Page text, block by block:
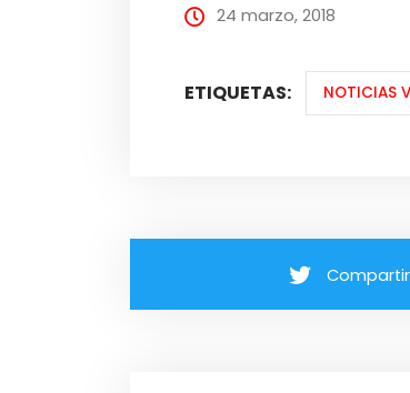
24 marzo, 2018
ETIQUETAS: NOTICIAS